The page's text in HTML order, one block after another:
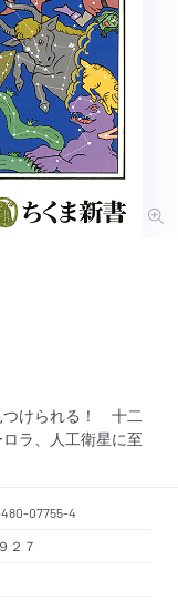
つけられる！ 十二
ラ、人工衛星に至
07755-4
２７